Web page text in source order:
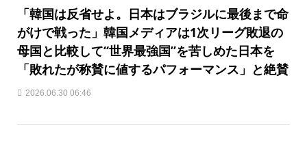
「韓国は反省せよ。日本はブラジルに最後まで命
がけで戦った」韓国メディアは1次リーグ敗退の
母国と比較して“世界最強国”を苦しめた日本を
「敗れたが称賛に値するパフォーマンス」と絶賛
2026.06.30 06:46